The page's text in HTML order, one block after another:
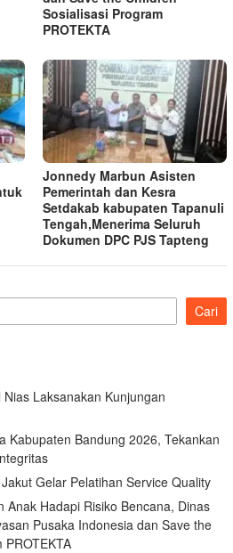
Sosialisasi Program
PROTEKTA
Jonnedy Marbun Asisten
Pemerintah dan Kesra
Setdakab kabupaten Tapanuli
Tengah,Menerima Seluruh
Dokumen DPC PJS Tapteng
Cari
Laksanakan Kunjungan
Kabupaten Bandung 2026, Tekankan
Gelar Pelatihan Service Quality
Anak Hadapi Risiko Bencana, Dinas
Pusaka Indonesia dan Save the